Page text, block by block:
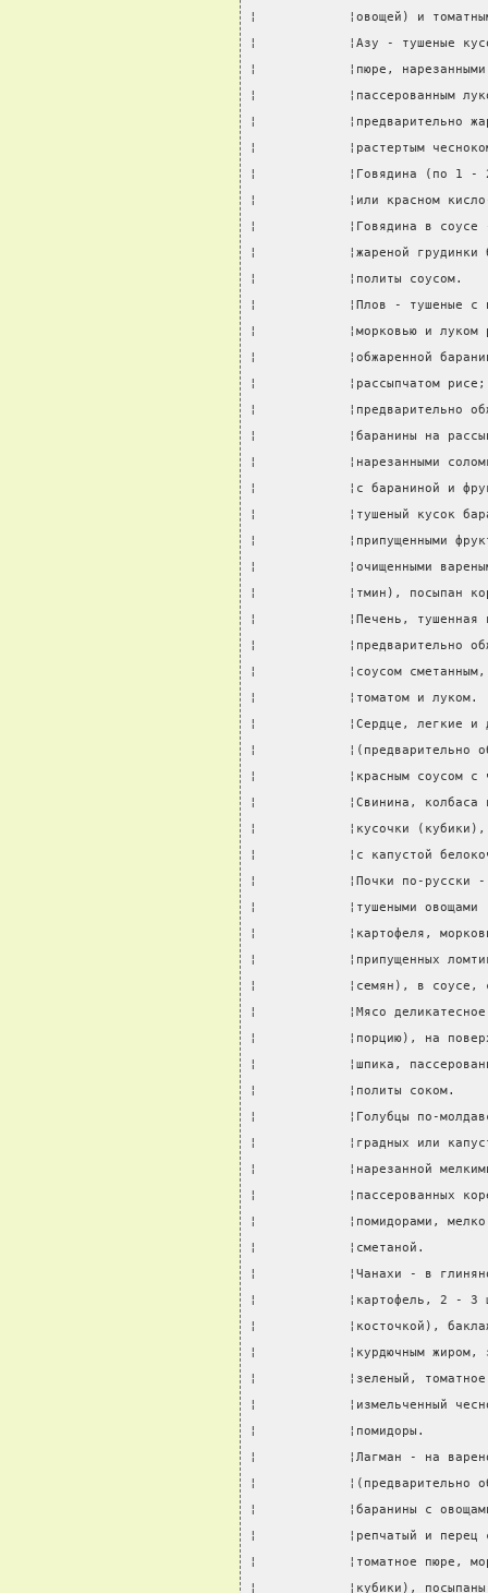
¦            ¦овощей) и
¦            ¦Азу - тушеные
¦            ¦пюре, нарезанными
¦            ¦пассерованным
¦            ¦предварительно
¦            ¦растертым
¦            ¦Говядина (по 1 - 2
¦            ¦или красном
¦            ¦Говядина в соусе -
¦            ¦жареной грудинки
¦            ¦политы
¦            ¦Плов - тушеные с
¦            ¦морковью и луком
¦            ¦обжаренной
¦            ¦рассыпчатом рисе;
¦            ¦предварительно
¦            ¦баранины на
¦            ¦нарезанными
¦            ¦с бараниной и
¦            ¦тушеный кусок
¦            ¦припущенными
¦            ¦очищенными
¦            ¦тмин),
¦            ¦Печень, тушенная
¦            ¦предварительно
¦            ¦соусом сметанным,
¦            ¦томатом и
¦            ¦Сердце, легкие и
¦            ¦(предварительно
¦            ¦красным
¦            ¦Свинина, колбаса
¦            ¦кусочки (кубики),
¦            ¦с капустой
¦            ¦Почки по-русски -
¦            ¦тушеными овощами
¦            ¦картофеля,
¦            ¦припущенных
¦            ¦семян), в соусе,
¦            ¦Мясо деликатесное
¦            ¦порцию), на
¦            ¦шпика,
¦            ¦политы
¦            ¦Голубцы по-
¦            ¦градных или
¦            ¦нарезанной
¦            ¦пассерованных
¦            ¦помидорами, мелко
¦            ¦сметаной.
¦            ¦Чанахи - в
¦            ¦картофель, 2 - 3
¦            ¦косточкой),
¦            ¦курдючным жиром,
¦            ¦зеленый, томатное
¦            ¦измельченный
¦            ¦помидоры.
¦            ¦Лагман - на
¦            ¦(предварительно
¦            ¦баранины с
¦            ¦репчатый и перец
¦            ¦томатное пюре,
¦            ¦кубики),